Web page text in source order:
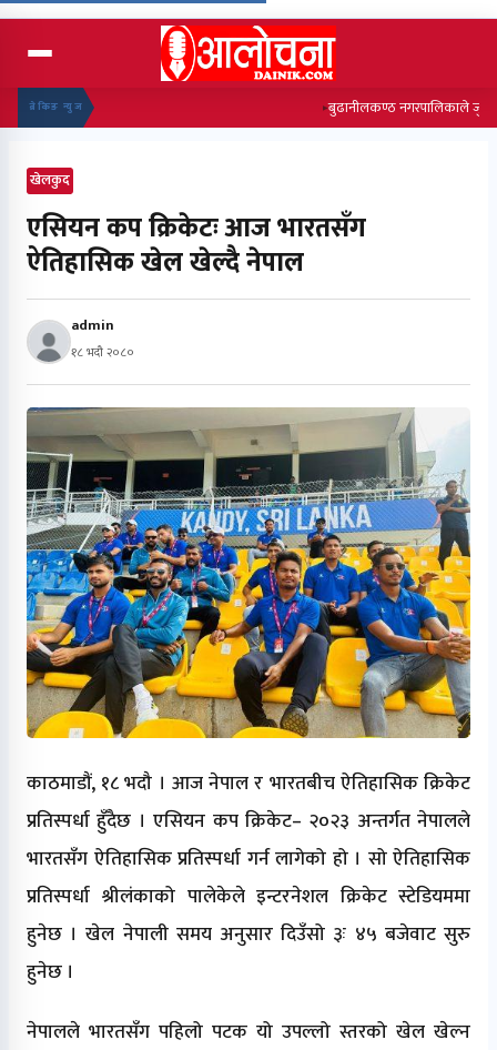
ब्रेकिङ न्युज बुढानीलकण्ठ नगरपालिकाले जुत्ता
खेलकुद
एसियन कप क्रिकेटः आज भारतसँग
ऐतिहासिक खेल खेल्दै नेपाल
admin
१८ भदौ २०८०
काठमाडौं, १८ भदौ । आज नेपाल र भारतबीच ऐतिहासिक क्रिकेट
प्रतिस्पर्धा हुँदैछ । एसियन कप क्रिकेट– २०२३ अन्तर्गत नेपालले
भारतसँग ऐतिहासिक प्रतिस्पर्धा गर्न लागेको हो । सो ऐतिहासिक
प्रतिस्पर्धा श्रीलंकाको पालेकेले इन्टरनेशल क्रिकेट स्टेडियममा
हुनेछ । खेल नेपाली समय अनुसार दिउँसो ३ः ४५ बजेवाट सुरु
हुनेछ ।
नेपालले भारतसँग पहिलो पटक यो उपल्लो स्तरको खेल खेल्न